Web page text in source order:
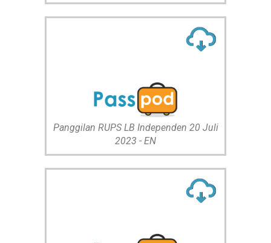
Panggilan RUPS LB Independen 20 Juli
2023 - EN